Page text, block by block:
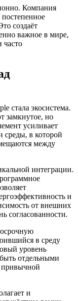
Компания
постепенное
создаёт
важное в мире,
часто
стала экосистема.
замкнутое, но
усиливает
среды, в которой
между
интеграции.
и
от внешних
согласованности.
в среду
уровень
отдельными
привычной
и